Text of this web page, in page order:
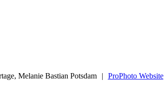
Melanie Bastian Potsdam
| ProPhoto Website